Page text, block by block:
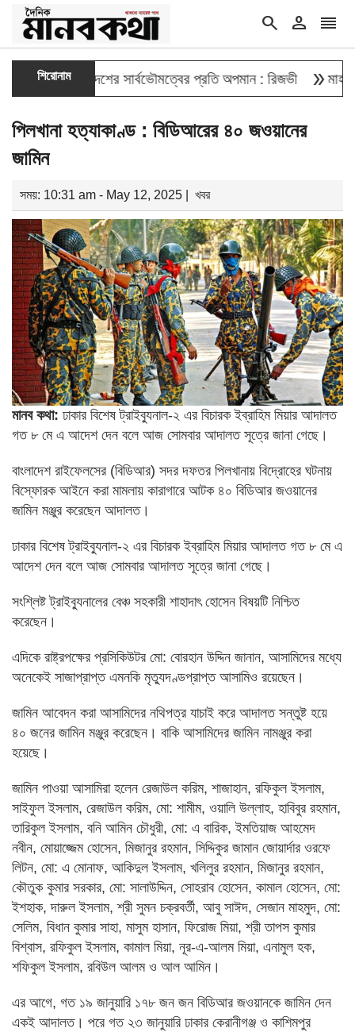
search person reorder
শিরোনাম
বাংলাদেশের সার্বভৌমত্বের প্রতি অপমান : রিজভী double_arrowমাহবুব আলী
পিলখানা হত্যাকাণ্ড : বিডিআরের ৪০ জওয়ানের
জামিন
সময়: 10:31 am - May 12, 2025 | খবর
মানব কথা: ঢাকার বিশেষ ট্রাইব্যুনাল-২ এর বিচারক ইব্রাহিম মিয়ার আদালত
গত ৮ মে এ আদেশ দেন বলে আজ সোমবার আদালত সূত্রে জানা গেছে।
বাংলাদেশ রাইফেলসের (বিডিআর) সদর দফতর পিলখানায় বিদ্রোহের ঘটনায়
বিস্ফোরক আইনে করা মামলায় কারাগারে আটক ৪০ বিডিআর জওয়ানের
জামিন মঞ্জুর করেছেন আদালত।
ঢাকার বিশেষ ট্রাইব্যুনাল-২ এর বিচারক ইব্রাহিম মিয়ার আদালত গত ৮ মে এ
আদেশ দেন বলে আজ সোমবার আদালত সূত্রে জানা গেছে।
সংশ্লিষ্ট ট্রাইব্যুনালের বেঞ্চ সহকারী শাহাদাৎ হোসেন বিষয়টি নিশ্চিত
করেছেন।
এদিকে রাষ্ট্রপক্ষের প্রসিকিউটর মো: বোরহান উদ্দিন জানান, আসামিদের মধ্যে
অনেকেই সাজাপ্রাপ্ত এমনকি মৃত্যুদণ্ডপ্রাপ্ত আসামিও রয়েছেন।
জামিন আবেদন করা আসামিদের নথিপত্র যাচাই করে আদালত সন্তুষ্ট হয়ে
৪০ জনের জামিন মঞ্জুর করেছেন। বাকি আসামিদের জামিন নামঞ্জুর করা
হয়েছে।
জামিন পাওয়া আসামিরা হলেন রেজাউল করিম, শাজাহান, রফিকুল ইসলাম,
সাইফুল ইসলাম, রেজাউল করিম, মো: শামীম, ওয়ালি উল্লাহ, হাবিবুর রহমান,
তারিকুল ইসলাম, বনি আমিন চৌধুরী, মো: এ বারিক, ইমতিয়াজ আহমেদ
নবীন, মোয়াজ্জেম হোসেন, মিজানুর রহমান, সিদ্দিকুর জামান জোয়ার্দার ওরফে
লিটন, মো: এ মোনাফ, আকিদুল ইসলাম, খলিলুর রহমান, মিজানুর রহমান,
কৌতুক কুমার সরকার, মো: সালাউদ্দিন, সোহরাব হোসেন, কামাল হোসেন, মো:
ইশহাক, দারুল ইসলাম, শ্রী সুমন চক্রবর্তী, আবু সাঈদ, সেজান মাহমুদ, মো:
সেলিম, বিধান কুমার সাহা, মাসুম হাসান, ফিরোজ মিয়া, শ্রী তাপস কুমার
বিশ্বাস, রফিকুল ইসলাম, কামাল মিয়া, নূর-এ-আলম মিয়া, এনামুল হক,
শফিকুল ইসলাম, রবিউল আলম ও আল আমিন।
এর আগে, গত ১৯ জানুয়ারি ১৭৮ জন জন বিডিআর জওয়ানকে জামিন দেন
একই আদালত। পরে গত ২৩ জানুয়ারি ঢাকার কেরানীগঞ্জ ও কাশিমপুর